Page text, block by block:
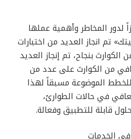
لدور المخاطر وأهمية عملها
تم انجاز العديد من اختبارات
بنجاح، تم إنجاز العديد
من الكوارث على عدد من
الموضوعة مسبقاً لهذا
في حالات الطوارئ،
قابلة للتطبيق وفعالة.